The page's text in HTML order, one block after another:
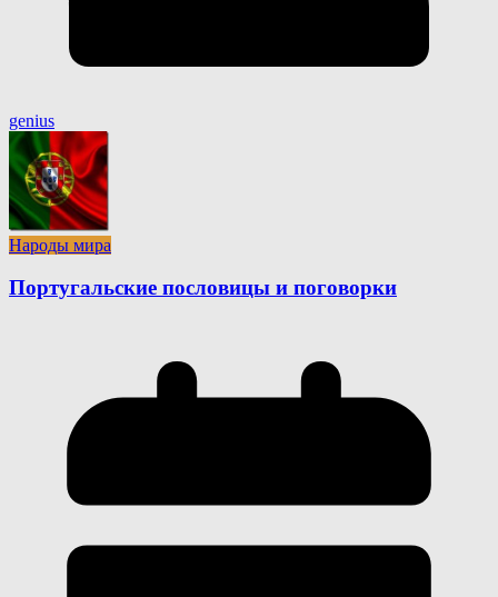
genius
Народы мира
Португальские пословицы и поговорки